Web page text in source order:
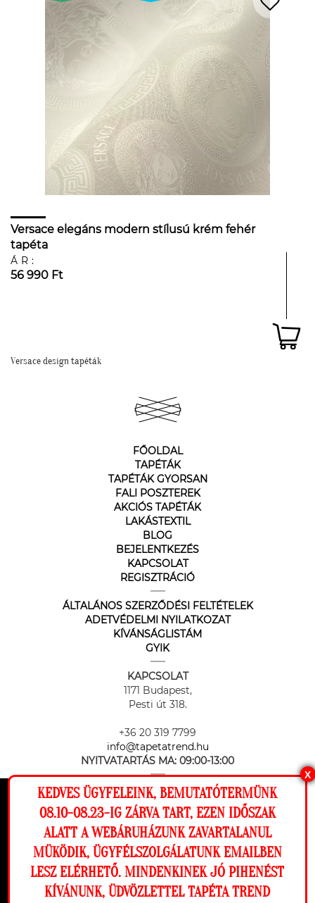
Ez a weboldal cookie-kat használ, hogy a
lehető legjobb élményt nyújtsa honlapunkon.
Beállítások
Elutasítom Engedélyezem
Versace elegáns modern stílusú krém fehér
tapéta
ÁR:
56 990 Ft
Versace design tapéták
FŐOLDAL
TAPÉTÁK
TAPÉTÁK GYORSAN
FALI POSZTEREK
AKCIÓS TAPÉTÁK
LAKÁSTEXTIL
BLOG
BEJELENTKEZÉS
KAPCSOLAT
REGISZTRÁCIÓ
ÁLTALÁNOS SZERZŐDÉSI FELTÉTELEK
ADETVÉDELMI NYILATKOZAT
KÍVÁNSÁGLISTÁM
GYIK
KAPCSOLAT
1171 Budapest,
Pesti út 318.
+36 20 319 7799
info@tapetatrend.hu
NYITVATARTÁS MA: 09:00-13:00
Az online fizetést a Barion Payment Zrt. biztosítja, MNB engedély
száma: H-EN-I-1064/2013
X
KEDVES ÜGYFELEINK, BEMUTATÓTERMÜNK
08.10-08.23-IG ZÁRVA TART, EZEN IDŐSZAK
ALATT A WEBÁRUHÁZUNK ZAVARTALANUL
MÜKÖDIK, ÜGYFÉLSZOLGÁLATUNK EMAILBEN
LESZ ELÉRHETŐ. MINDENKINEK JÓ PIHENÉST
KÍVÁNUNK, ÜDVÖZLETTEL TAPÉTA TREND